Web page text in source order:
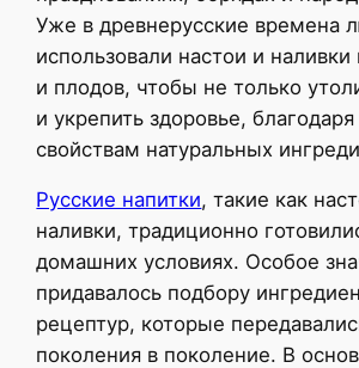
Уже в древнерусские времена
использовали настои и наливки
и плодов, чтобы не только
и укрепить здоровье,
свойствам натуральных
Русские напитки, такие как
наливки, традиционно
домашних условиях. Особое
придавалось подбору
рецептур, которые
поколения в поколение. В